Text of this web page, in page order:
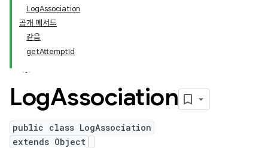
LogAssociation
공개 메서드
같음
getAttemptId
LogAssociation
public class LogAssociation
extends Object